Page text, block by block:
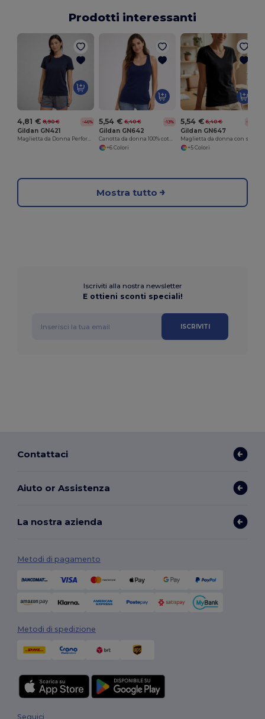
Prodotti interessanti
4,81 € 8,90 € -46%
Gildan GN421
Maglietta da Donna Performance
5,54 € 6,40 € -13%
Gildan GN642
Canotta da donna 100% cotone
+6 Colori
5,54 € 6,40 € -13%
Gildan GN647
+5 Colori
Mostra tutto
Iscriviti alla nostra newsletter
E ottieni sconti speciali!
ISCRIVITI
Contattaci
Aiuto or Assistenza
La nostra azienda
Metodi di pagamento
Metodi di spedizione
Seguici